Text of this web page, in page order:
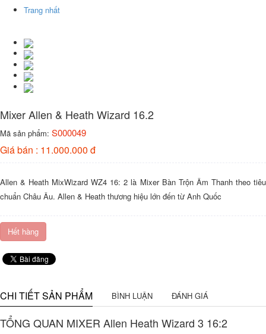
Trang nhất
Mixer Allen & Heath Wizard 16.2
Mã sản phẩm: S000049
Giá bán : 11.000.000 đ
Allen & Heath MixWizard WZ4 16: 2 là Mixer Bàn Trộn Âm Thanh theo tiêu
chuẩn Châu Âu. Allen & Heath thương hiệu lớn đến từ Anh Quốc
Hết hàng
CHI TIẾT SẢN PHẨM BÌNH LUẬN ĐÁNH GIÁ
TỔNG QUAN MIXER Allen Heath Wizard 3 16:2